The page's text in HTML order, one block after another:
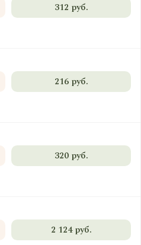
312 руб.
216 руб.
320 руб.
2 124 руб.